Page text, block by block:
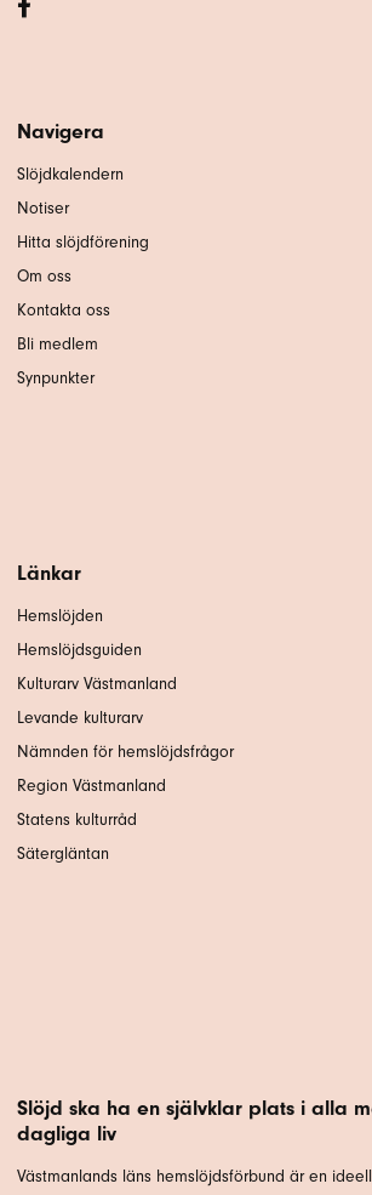
Navigera
Slöjdkalendern
Notiser
Hitta slöjdförening
Om oss
Kontakta oss
Bli medlem
Synpunkter
Länkar
Hemslöjden
Hemslöjdsguiden
Kulturarv Västmanland
Levande kulturarv
Nämnden för hemslöjdsfrågor
Region Västmanland
Statens kulturråd
Sätergläntan
Slöjd ska ha en självklar plats i alla
dagliga liv
Västmanlands läns hemslöjdsförbund är en